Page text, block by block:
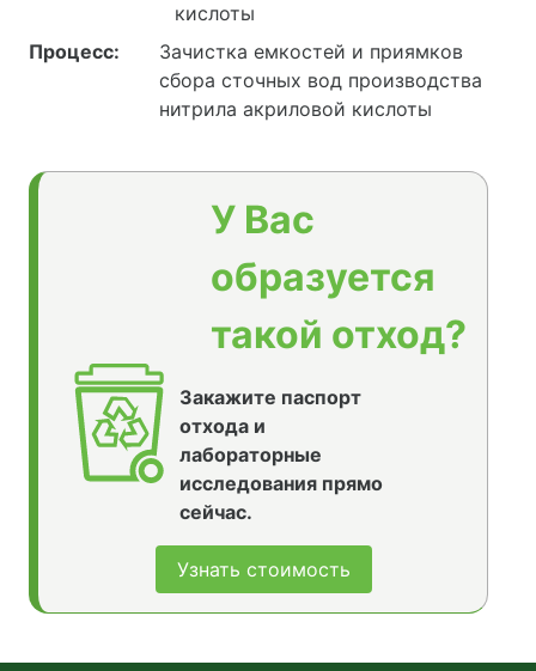
кислоты
Процесс:
Зачистка емкостей и приямков
сбора сточных вод производства
нитрила акриловой кислоты
У Вас
образуется
такой отход?
Закажите паспорт
отхода и
лабораторные
исследования прямо
сейчас.
Узнать стоимость